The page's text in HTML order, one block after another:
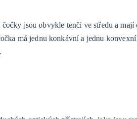
jsou obvykle tenčí ve středu a mají
má jednu konkávní a jednu konvexní